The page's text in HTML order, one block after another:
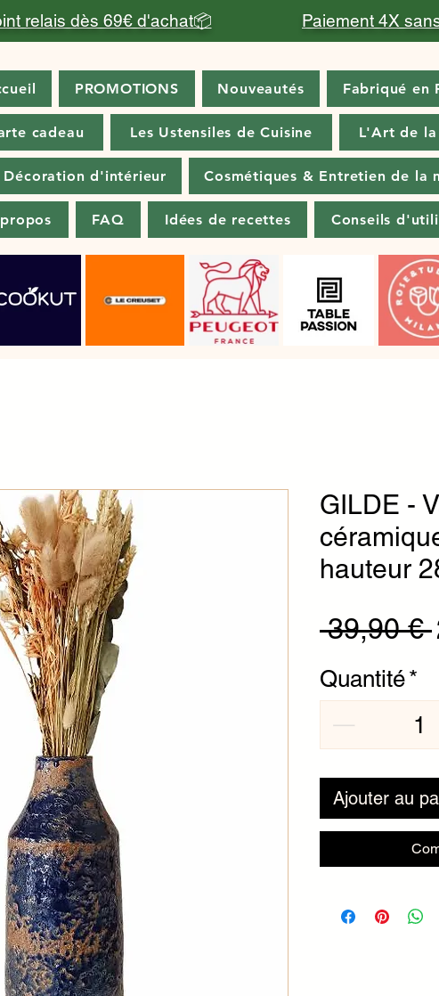
relais dès 69€ d'achat📦 Paiement 4X
PROMOTIONS Nouveautés Fabriqué en
cadeau Les Ustensiles de Cuisine L'Art de la
Décoration d'intérieur Cosmétiques & Entretien de la
FAQ Idées de recettes Conseils
GILDE -
hauteur
39,90 €
Quantité*
Ajouter au